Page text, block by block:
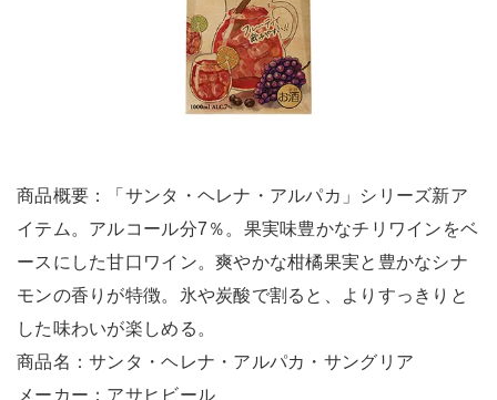
商品概要：「サンタ・ヘレナ・アルパカ」シリーズ新ア
イテム。アルコール分7％。果実味豊かなチリワインをベ
ースにした甘口ワイン。爽やかな柑橘果実と豊かなシナ
モンの香りが特徴。氷や炭酸で割ると、よりすっきりと
した味わいが楽しめる。
商品名：サンタ・ヘレナ・アルパカ・サングリア
メーカー：アサヒビール